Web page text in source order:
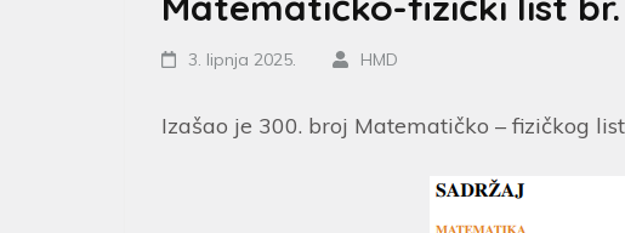
3. lipnja 2025. HMD
Izašao je 300. broj Matematičko – fizičkog